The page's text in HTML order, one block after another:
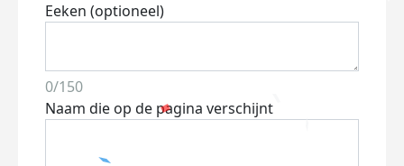
Eeken (optioneel)
0/150
Naam die op de pagina verschijnt